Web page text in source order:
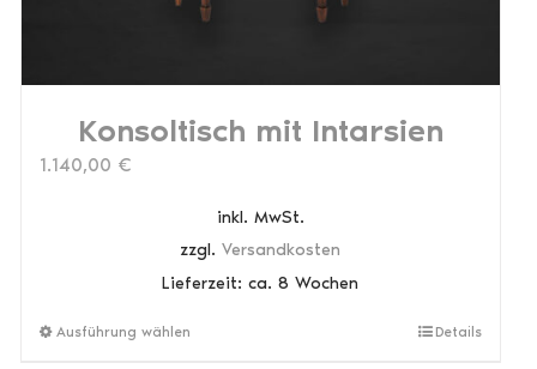
werden
Konsoltisch mit Intarsien
1.140,00 €
inkl. MwSt.
zzgl.Versandkosten
Lieferzeit:ca. 8 Wochen
Ausführung wählen Details